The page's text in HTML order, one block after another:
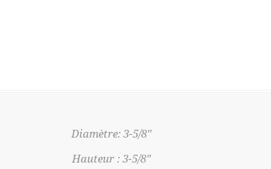
Diamètre: 3-5/8"
Hauteur : 3-5/8"